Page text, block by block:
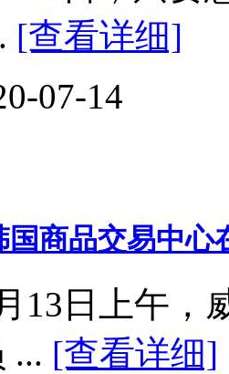
[查看详细]
07-14
国商品交易中
13日上午，
... [查看详细]